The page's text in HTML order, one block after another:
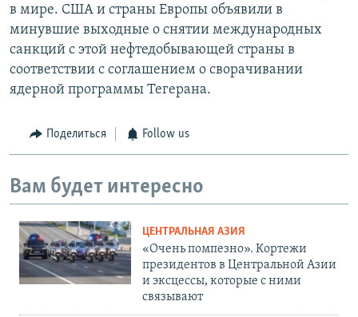
в мире. США и страны Европы объявили в
минувшие выходные о снятии международных
санкций с этой нефтедобывающей страны в
соответствии с соглашением о сворачивании
ядерной программы Тегерана.
Поделиться Follow us
Вам будет интересно
ЦЕНТРАЛЬНАЯ АЗИЯ
«Очень помпезно». Кортежи
президентов в Центральной Азии
и эксцессы, которые с ними
связывают